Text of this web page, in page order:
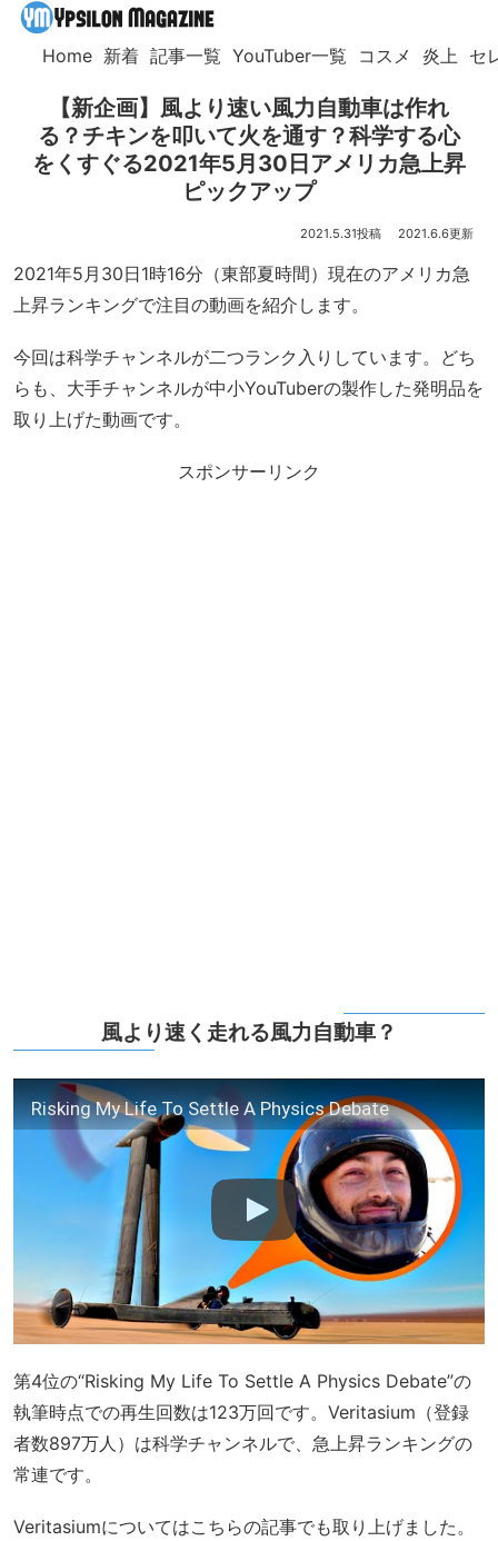
Home 新着 記事一覧 YouTuber一覧 コスメ 炎上 セ
【新企画】風より速い風力自動車は作れ
る？チキンを叩いて火を通す？科学する心
をくすぐる2021年5月30日アメリカ急上昇
ピックアップ
2021.5.31 2021.6.6
2021年5月30日1時16分（東部夏時間）現在のアメリカ急
上昇ランキングで注目の動画を紹介します。
今回は科学チャンネルが二つランク入りしています。どち
らも、大手チャンネルが中小YouTuberの製作した発明品を
取り上げた動画です。
スポンサーリンク
風より速く走れる風力自動車？
Risking My Life To Settle A Physics Debate
第4位の“Risking My Life To Settle A Physics Debate”の
執筆時点での再生回数は123万回です。Veritasium（登録
者数897万人）は科学チャンネルで、急上昇ランキングの
常連です。
Veritasiumについてはこちらの記事でも取り上げました。